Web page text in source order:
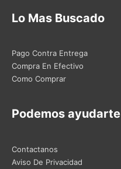
Lo Mas Buscado
Pago Contra Entrega
Compra En Efectivo
Como Comprar
Podemos ayudarte
Contactanos
Aviso De Privacidad